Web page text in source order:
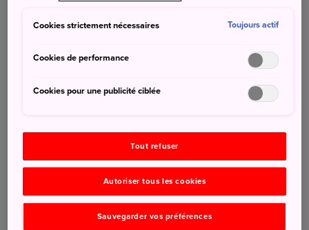
Cookies strictement nécessaires Toujours actif
Cookies de performance
Cookies pour une publicité ciblée
Tout refuser
Autoriser tous les cookies
Sauvegarder vos préférences